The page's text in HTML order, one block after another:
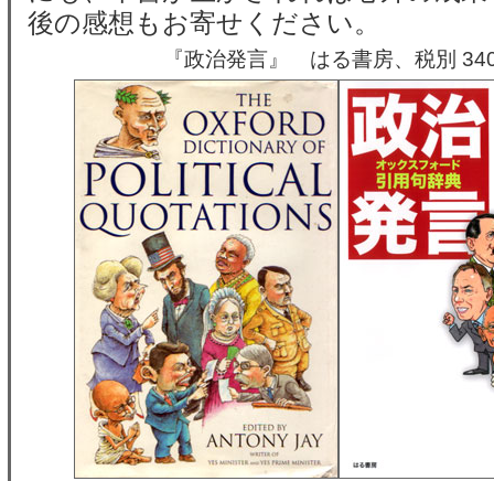
後の感想もお寄せください。
『政治発言』 はる書房、税別